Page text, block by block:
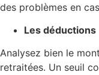
des problèmes en
Les déductions
Analysez bien le
retraitées. Un seuil